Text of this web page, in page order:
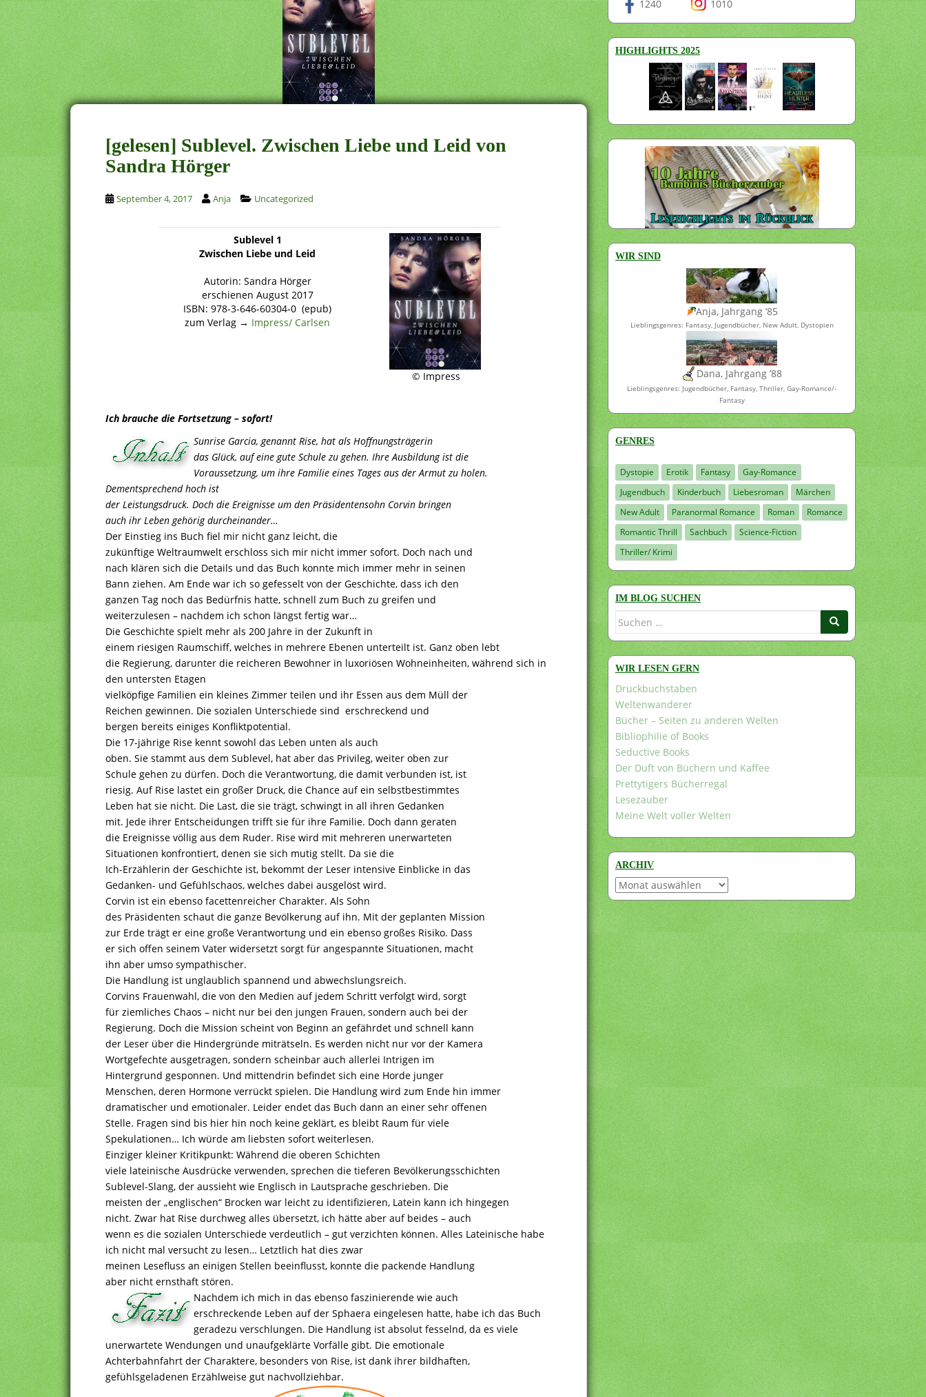
[gelesen] Sublevel. Zwischen Liebe und Leid von
Sandra Hörger
September 4, 2017 Anja Uncategorized
Sublevel 1
Zwischen Liebe und Leid
Autorin: Sandra Hörger
erschienen August 2017
ISBN: 978-3-646-60304-0 (epub)
zum Verlag → Impress/ Carlsen
© Impress
Ich brauche die Fortsetzung – sofort!
Sunrise Garcia, genannt Rise, hat als Hoffnungsträgerin
das Glück, auf eine gute Schule zu gehen. Ihre Ausbildung ist die
Voraussetzung, um ihre Familie eines Tages aus der Armut zu holen.
Dementsprechend hoch ist
der Leistungsdruck. Doch die Ereignisse um den Präsidentensohn Corvin bringen
auch ihr Leben gehörig durcheinander…
Der Einstieg ins Buch fiel mir nicht ganz leicht, die
zukünftige Weltraumwelt erschloss sich mir nicht immer sofort. Doch nach und
nach klären sich die Details und das Buch konnte mich immer mehr in seinen
Bann ziehen. Am Ende war ich so gefesselt von der Geschichte, dass ich den
ganzen Tag noch das Bedürfnis hatte, schnell zum Buch zu greifen und
weiterzulesen – nachdem ich schon längst fertig war…
Die Geschichte spielt mehr als 200 Jahre in der Zukunft in
einem riesigen Raumschiff, welches in mehrere Ebenen unterteilt ist. Ganz oben lebt
die Regierung, darunter die reicheren Bewohner in luxoriösen Wohneinheiten, während sich in
den untersten Etagen
vielköpfige Familien ein kleines Zimmer teilen und ihr Essen aus dem Müll der
Reichen gewinnen. Die sozialen Unterschiede sind erschreckend und
bergen bereits einiges Konfliktpotential.
Die 17-jährige Rise kennt sowohl das Leben unten als auch
oben. Sie stammt aus dem Sublevel, hat aber das Privileg, weiter oben zur
Schule gehen zu dürfen. Doch die Verantwortung, die damit verbunden ist, ist
riesig. Auf Rise lastet ein großer Druck, die Chance auf ein selbstbestimmtes
Leben hat sie nicht. Die Last, die sie trägt, schwingt in all ihren Gedanken
mit. Jede ihrer Entscheidungen trifft sie für ihre Familie. Doch dann geraten
die Ereignisse völlig aus dem Ruder. Rise wird mit mehreren unerwarteten
Situationen konfrontiert, denen sie sich mutig stellt. Da sie die
Ich-Erzählerin der Geschichte ist, bekommt der Leser intensive Einblicke in das
Gedanken- und Gefühlschaos, welches dabei ausgelöst wird.
Corvin ist ein ebenso facettenreicher Charakter. Als Sohn
des Präsidenten schaut die ganze Bevölkerung auf ihn. Mit der geplanten Mission
zur Erde trägt er eine große Verantwortung und ein ebenso großes Risiko. Dass
er sich offen seinem Vater widersetzt sorgt für angespannte Situationen, macht
ihn aber umso sympathischer.
Die Handlung ist unglaublich spannend und abwechslungsreich.
Corvins Frauenwahl, die von den Medien auf jedem Schritt verfolgt wird, sorgt
für ziemliches Chaos – nicht nur bei den jungen Frauen, sondern auch bei der
Regierung. Doch die Mission scheint von Beginn an gefährdet und schnell kann
der Leser über die Hindergründe miträtseln. Es werden nicht nur vor der Kamera
Wortgefechte ausgetragen, sondern scheinbar auch allerlei Intrigen im
Hintergrund gesponnen. Und mittendrin befindet sich eine Horde junger
Menschen, deren Hormone verrückt spielen. Die Handlung wird zum Ende hin immer
dramatischer und emotionaler. Leider endet das Buch dann an einer sehr offenen
Stelle. Fragen sind bis hier hin noch keine geklärt, es bleibt Raum für viele
Spekulationen… Ich würde am liebsten sofort weiterlesen.
Einziger kleiner Kritikpunkt: Während die oberen Schichten
viele lateinische Ausdrücke verwenden, sprechen die tieferen Bevölkerungsschichten
Sublevel-Slang, der aussieht wie Englisch in Lautsprache geschrieben. Die
meisten der „englischen“ Brocken war leicht zu identifizieren, Latein kann ich hingegen
nicht. Zwar hat Rise durchweg alles übersetzt, ich hätte aber auf beides – auch
wenn es die sozialen Unterschiede verdeutlich – gut verzichten können. Alles Lateinische habe
ich nicht mal versucht zu lesen… Letztlich hat dies zwar
meinen Lesefluss an einigen Stellen beeinflusst, konnte die packende Handlung
aber nicht ernsthaft stören.
Nachdem ich mich in das ebenso faszinierende wie auch
erschreckende Leben auf der Sphaera eingelesen hatte, habe ich das Buch
geradezu verschlungen. Die Handlung ist absolut fesselnd, da es viele
unerwartete Wendungen und unaufgeklärte Vorfälle gibt. Die emotionale
Achterbahnfahrt der Charaktere, besonders von Rise, ist dank ihrer bildhaften,
gefühlsgeladenen Erzählweise gut nachvollziehbar.
1240 1010
HIGHLIGHTS 2025
WIR SIND
Anja, Jahrgang ’85
Lieblingsgenres: Fantasy, Jugendbücher, New Adult, Dystopien
Dana, Jahrgang ’88
Lieblingsgenres: Jugendbücher, Fantasy, Thriller, Gay-Romance/-
Fantasy
GENRES
Dystopie Erotik Fantasy
Gay-Romance
Jugendbuch
Kinderbuch Liebesroman
Märchen
New Adult
Paranormal Romance Roman
Romance
Romantic Thrill
Sachbuch
Science-Fiction
Thriller/ Krimi
IM BLOG SUCHEN
Suchen
WIR LESEN GERN
Druckbuchstaben
Weltenwanderer
Bücher – Seiten zu anderen Welten
Bibliophilie of Books
Seductive Books
Der Duft von Büchern und Kaffee
Prettytigers Bücherregal
Lesezauber
Meine Welt voller Welten
ARCHIV
Archiv